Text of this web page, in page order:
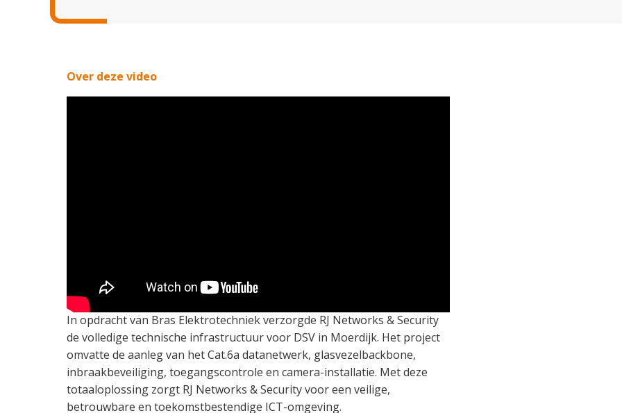
Over deze video
In opdracht van Bras Elektrotechniek verzorgde RJ Networks & Security
de volledige technische infrastructuur voor DSV in Moerdijk. Het project
omvatte de aanleg van het Cat.6a datanetwerk, glasvezelbackbone,
inbraakbeveiliging, toegangscontrole en camera-installatie. Met deze
totaaloplossing zorgt RJ Networks & Security voor een veilige,
betrouwbare en toekomstbestendige ICT-omgeving.